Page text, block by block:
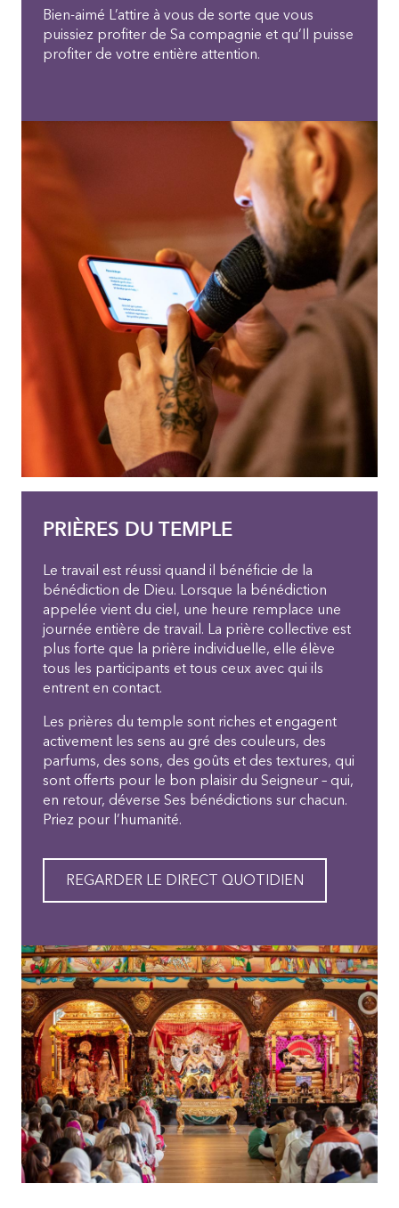
Bien-aimé L’attire à vous de sorte que vous
puissiez profiter de Sa compagnie et qu’Il puisse
profiter de votre entière attention.
PRIÈRES DU TEMPLE
Le travail est réussi quand il bénéficie de la
bénédiction de Dieu. Lorsque la bénédiction
appelée vient du ciel, une heure remplace une
journée entière de travail. La prière collective est
plus forte que la prière individuelle, elle élève
tous les participants et tous ceux avec qui ils
entrent en contact.
Les prières du temple sont riches et engagent
activement les sens au gré des couleurs, des
parfums, des sons, des goûts et des textures, qui
sont offerts pour le bon plaisir du Seigneur – qui,
en retour, déverse Ses bénédictions sur chacun.
Priez pour l’humanité.
REGARDER LE DIRECT QUOTIDIEN